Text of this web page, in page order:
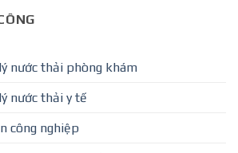
nước thải phòng khám
nước thải y tế
công nghiệp